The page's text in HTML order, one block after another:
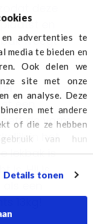
advertenties te
media te bieden en
Ook delen we
site met onze
en analyse. Deze
met andere
of die ze hebben
van hun
informatie en
Details tonen
en
weegt
een
de vorm
in het
lekbak is
is. Hij is